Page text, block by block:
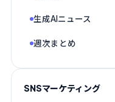
生成AIニュース
週次まとめ
SNSマーケティング